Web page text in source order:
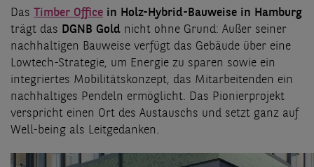
Das Timber Office in Holz-Hybrid-Bauweise in Hamburg
trägt das DGNB Gold nicht ohne Grund: Außer seiner
nachhaltigen Bauweise verfügt das Gebäude über eine
Lowtech-Strategie, um Energie zu sparen sowie ein
integriertes Mobilitätskonzept, das Mitarbeitenden ein
nachhaltiges Pendeln ermöglicht. Das Pionierprojekt
verspricht einen Ort des Austauschs und setzt ganz auf
Well-being als Leitgedanken.